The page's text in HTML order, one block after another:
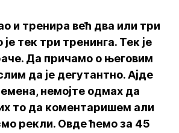
и тренира већ два или три
тек три тренинга. Тек је
Да причамо о његовим
да је дегутантно. Ајде
немојте одмах да
то да коментаришем али
рекли. Овде ћемо за 45